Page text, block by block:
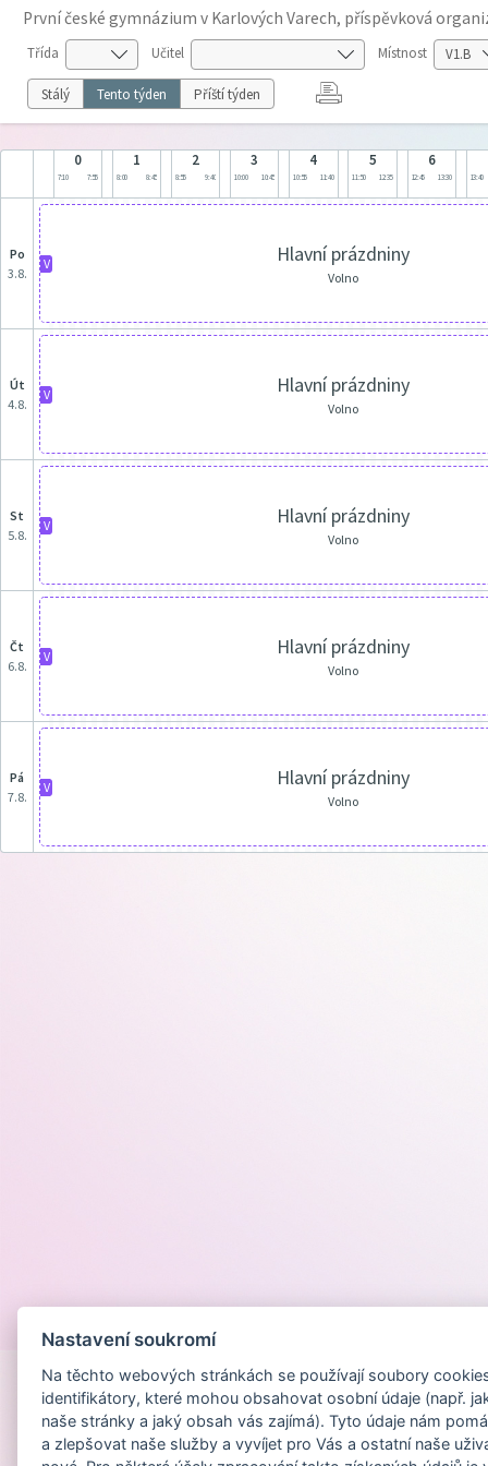
První české gymnázium v Karlových Varech, příspěvková
Třída Učitel Místnost
Stálý Tento týden Příští týden
0
7:10 7:55
1
8:00 8:45
2
8:55 9:40
3
10:00 10:45
4
10:55 11:40
5
11:50 12:35
6
12:45 13:30 13:40
po
3.8.
V Hlavní prázdniny
Volno
út
4.8.
V Hlavní prázdniny
Volno
st
5.8.
V Hlavní prázdniny
Volno
čt
6.8.
V Hlavní prázdniny
Volno
pá
7.8.
V Hlavní prázdniny
Volno
Nastavení soukromí
Na těchto webových stránkách se používají soubory
identifikátory, které mohou obsahovat osobní údaje (např.
naše stránky a jaký obsah vás zajímá). Tyto údaje nám
a zlepšovat naše služby a vyvíjet pro Vás a ostatní naše